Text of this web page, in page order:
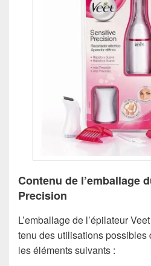
Contenu de l’emballage
Precision
L’emballage de l’épilateur
tenu des utilisations possibles
les éléments suivants :